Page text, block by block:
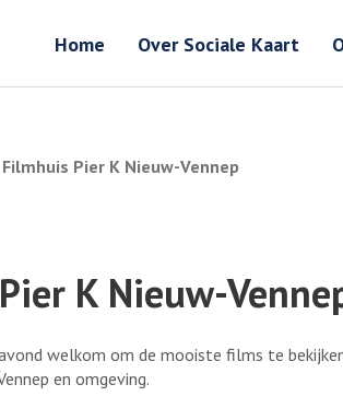
Home Over Sociale Kaart
Filmhuis Pier K Nieuw-Vennep
K Nieuw-
welkom om de mooiste films te
en omgeving.